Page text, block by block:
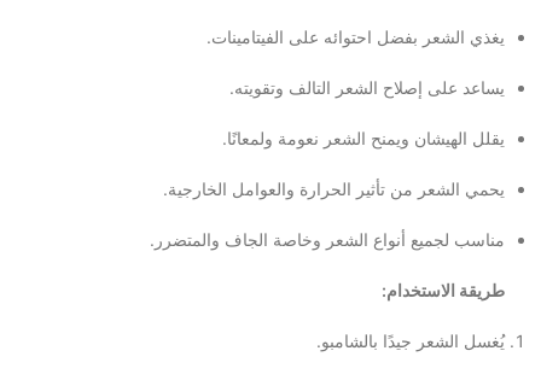
يغذي الشعر بفضل احتوائه على الفيتامينات.
يساعد على إصلاح الشعر التالف وتقويته.
يقلل الهيشان ويمنح الشعر نعومة ولمعانًا.
يحمي الشعر من تأثير الحرارة والعوامل الخارجية.
مناسب لجميع أنواع الشعر وخاصة الجاف والمتضرر.
طريقة الاستخدام:
يُغسل الشعر جيدًا بالشامبو.